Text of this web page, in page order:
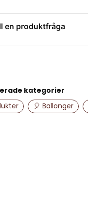
en produktfråga
kategorier
🎈 Ballonger